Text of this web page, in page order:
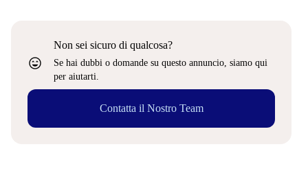
sentiment_very_satisfied
Non sei sicuro di qualcosa?
Se hai dubbi o domande su questo annuncio, siamo qui
per aiutarti.
Contatta il Nostro Team